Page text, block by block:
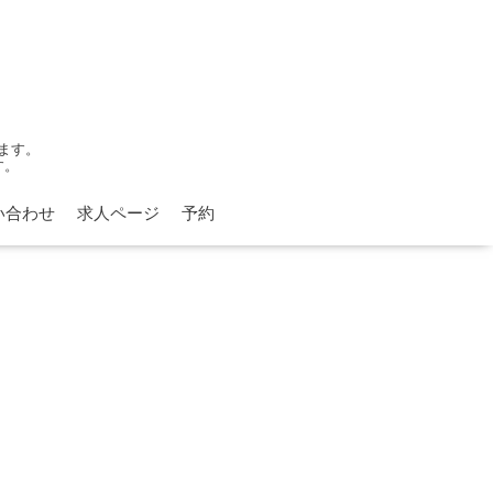
す。
合わせ 求人ページ 予約